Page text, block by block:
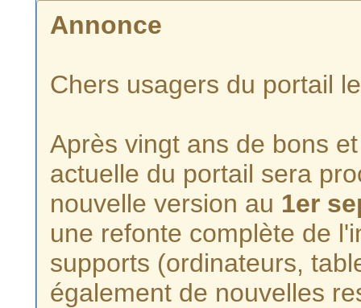
Annonce
Chers usagers du portail
Après vingt ans de bons
actuelle du portail sera
nouvelle version au 1er
une refonte complète de
supports (ordinateurs,
également de nouvelles